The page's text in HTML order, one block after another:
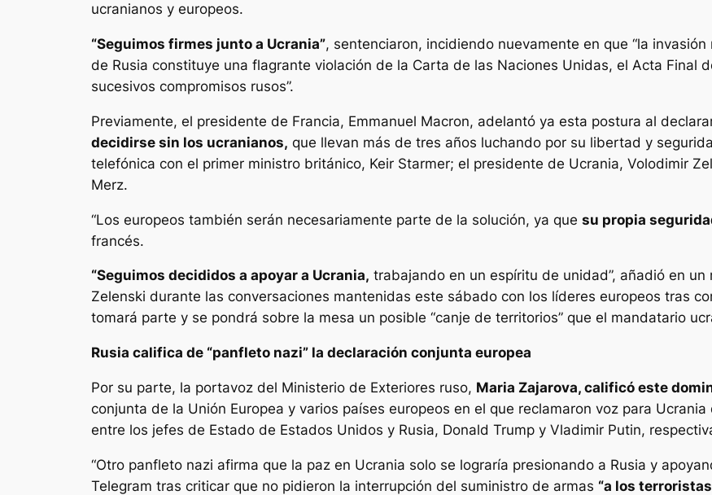
ucranianos y europeos.
“Seguimos firmes junto a Ucrania”, sentenciaron, incidiendo nuevamente en que “la
de Rusia constituye una flagrante violación de la Carta de las Naciones Unidas, el Acta Final
sucesivos compromisos rusos”.
Previamente, el presidente de Francia, Emmanuel Macron, adelantó ya esta postura al
decidirse sin los ucranianos, que llevan más de tres años luchando por su libertad y
telefónica con el primer ministro británico, Keir Starmer; el presidente de Ucrania, Volodimir
Merz.
“Los europeos también serán necesariamente parte de la solución, ya que su propia
francés.
“Seguimos decididos a apoyar a Ucrania, trabajando en un espíritu de unidad”, añadió en
Zelenski durante las conversaciones mantenidas este sábado con los líderes europeos tras
tomará parte y se pondrá sobre la mesa un posible “canje de territorios” que el mandatario
Rusia califica de “panfleto nazi” la declaración conjunta europea
Por su parte, la portavoz del Ministerio de Exteriores ruso, Maria Zajarova, calificó este
conjunta de la Unión Europea y varios países europeos en el que reclamaron voz para
entre los jefes de Estado de Estados Unidos y Rusia, Donald Trump y Vladimir Putin,
“Otro panfleto nazi afirma que la paz en Ucrania solo se lograría presionando a Rusia y
Telegram tras criticar que no pidieron la interrupción del suministro de armas “a los